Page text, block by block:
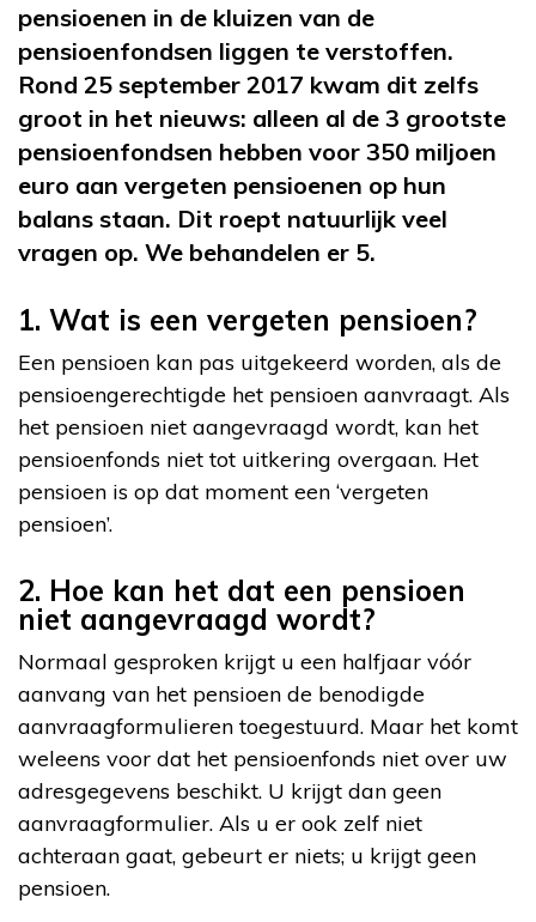
pensioenen in de kluizen van de
pensioenfondsen liggen te verstoffen.
Rond 25 september 2017 kwam dit zelfs
groot in het nieuws: alleen al de 3 grootste
pensioenfondsen hebben voor 350 miljoen
euro aan vergeten pensioenen op hun
balans staan. Dit roept natuurlijk veel
vragen op. We behandelen er 5.
1. Wat is een vergeten pensioen?
Een pensioen kan pas uitgekeerd worden, als de
pensioengerechtigde het pensioen aanvraagt. Als
het pensioen niet aangevraagd wordt, kan het
pensioenfonds niet tot uitkering overgaan. Het
pensioen is op dat moment een ‘vergeten
pensioen’.
2. Hoe kan het dat een pensioen
niet aangevraagd wordt?
Normaal gesproken krijgt u een halfjaar vóór
aanvang van het pensioen de benodigde
aanvraagformulieren toegestuurd. Maar het komt
weleens voor dat het pensioenfonds niet over uw
adresgegevens beschikt. U krijgt dan geen
aanvraagformulier. Als u er ook zelf niet
achteraan gaat, gebeurt er niets; u krijgt geen
pensioen.